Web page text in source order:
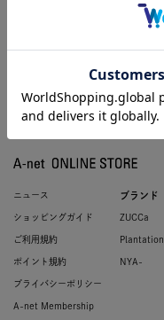
ニュース
ショッピングガイド
ご利用規約
ポイント規約
プライバシーポリシー
A-net Membership
ブランド
ZUCCa
Plantation
NYA-